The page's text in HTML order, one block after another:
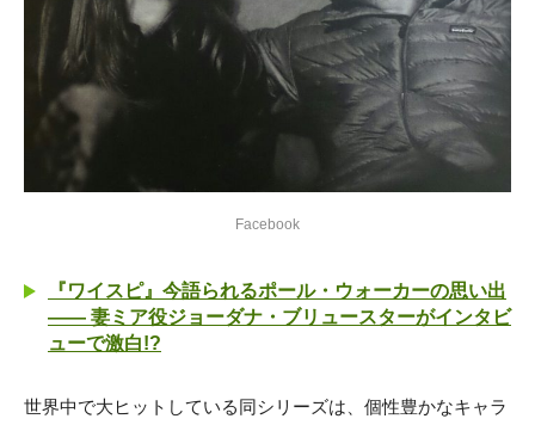
Facebook
『ワイスピ』今語られるポール・ウォーカーの思い出
―― 妻ミア役ジョーダナ・ブリュースターがインタビ
ューで激白!?
世界中で大ヒットしている同シリーズは、個性豊かなキャラ